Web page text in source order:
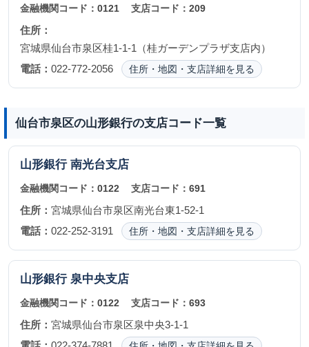
金融機関コード： 0121 支店コード：209
住所：
宮城県仙台市泉区桂1-1-1（桂ガーデンプラザ支店内）
電話： 022-772-2056 住所・地図・支店詳細を見る
仙台市泉区の山形銀行の支店コード一覧
山形銀行 南光台支店
金融機関コード： 0122 支店コード：691
住所： 宮城県仙台市泉区南光台東1-52-1
電話： 022-252-3191 住所・地図・支店詳細を見る
山形銀行 泉中央支店
金融機関コード： 0122 支店コード：693
住所： 宮城県仙台市泉区泉中央3-1-1